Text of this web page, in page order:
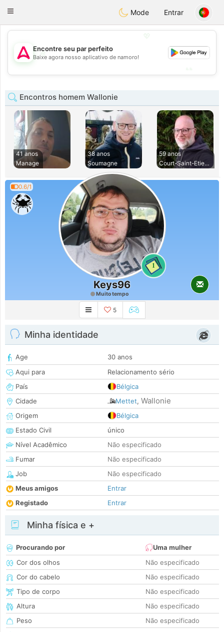
Tantôt
Toggle
Mode Entrar
💖
💕
Encontre seu par perfeito
Baixe agora nosso aplicativo de namoro!
Encontros homem Wallonie
41 anos
Manage
38 anos
Soumagne
59 anos
Court-Saint-Etienn
0.6/1
1
Keys96
Muito tempo
5
Minha identidade
Age
30 anos
Aqui para
Relacionamento sério
País
Bélgica
Cidade
Mettet, Wallonie
Origem
Bélgica
Estado Civil
único
Nível Acadêmico
Não especificado
Fumar
Não especificado
Job
Não especificado
Meus amigos
Entrar
Registado
Entrar
Minha física e +
Procurando por
Uma mulher
Cor dos olhos
Não especificado
Cor do cabelo
Não especificado
Tipo de corpo
Não especificado
Altura
Não especificado
Peso
Não especificado